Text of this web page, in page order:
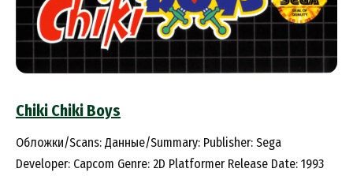
Chiki Chiki Boys
Обложки/Scans: Данные/Summary: Publisher: Sega
Developer: Capcom Genre: 2D Platformer Release Date: 1993